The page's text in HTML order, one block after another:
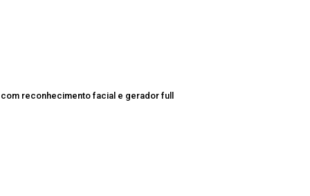
reconhecimento facial e gerador full